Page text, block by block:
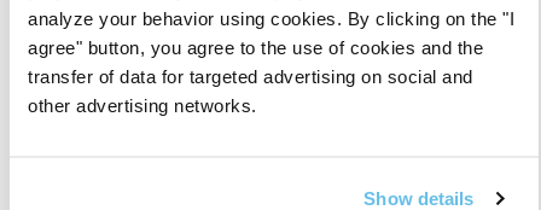
analyze your behavior using cookies. By clicking on the "I
agree" button, you agree to the use of cookies and the
transfer of data for targeted advertising on social and
other advertising networks.
Show details